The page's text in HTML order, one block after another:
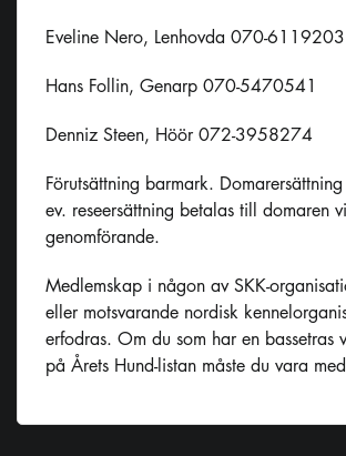
Eveline Nero, Lenhovda 070-6119203
Hans Follin, Genarp 070-5470541
Denniz Steen, Höör 072-3958274
Förutsättning barmark.
ev. reseersättning betalas till domaren
genomförande.
Medlemskap i någon av SKK-
eller motsvarande nordisk
erfodras. Om du som har en bassetras
på Årets Hund-listan måste du vara